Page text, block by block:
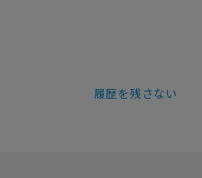
履歴を残さない